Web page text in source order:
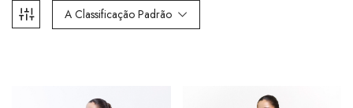
A Classificação Padrão